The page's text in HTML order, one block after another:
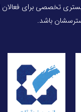
بستری تخصصی برای
باشد.